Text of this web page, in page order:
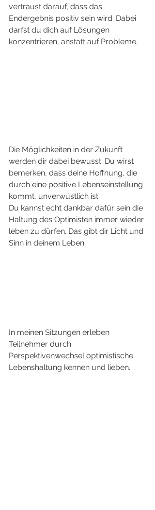
vertraust darauf, dass das
Endergebnis positiv sein wird. Dabei
darfst du dich auf Lösungen
konzentrieren, anstatt auf Probleme.
Die Möglichkeiten in der Zukunft
werden dir dabei bewusst. Du wirst
bemerken, dass deine Hoffnung, die
durch eine positive Lebenseinstellung
kommt, unverwüstlich ist.
Du kannst echt dankbar dafür sein die
Haltung des Optimisten immer wieder
leben zu dürfen. Das gibt dir Licht und
Sinn in deinem Leben.
In meinen Sitzungen erleben
Teilnehmer durch
Perspektivenwechsel optimistische
Lebenshaltung kennen und lieben.